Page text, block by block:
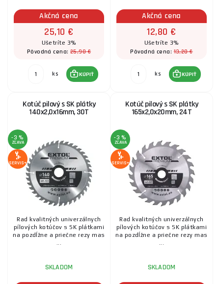
Akčná cena
25,10 €
Ušetríte 3%
Pôvodná cena:25,90 €
ks KÚPIŤ
Akčná cena
12,80 €
Ušetríte 3%
Pôvodná cena:13,20 €
ks KÚPIŤ
Kotúč pilový s SK plátky
140x2,0x16mm, 30T
-3 %
ZĽAVA
SERVIS+
Rad kvalitných univerzálnych
pílových kotúčov s SK plátkami
na pozdĺžne a priečne rezy mas
...
SKLADOM
Kotúč pilový s SK plátky
165x2,0x20mm, 24T
-3 %
ZĽAVA
SERVIS+
Rad kvalitných univerzálnych
pílových kotúčov s SK plátkami
na pozdĺžne a priečne rezy mas
...
SKLADOM